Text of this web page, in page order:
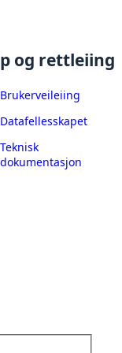
og rettleiing
Brukerveileiing
Datafellesskapet
Teknisk
dokumentasjon